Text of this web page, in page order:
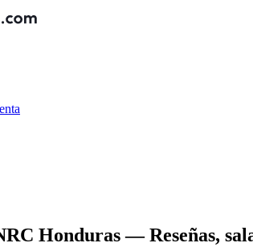
Honduras— Reseñas,